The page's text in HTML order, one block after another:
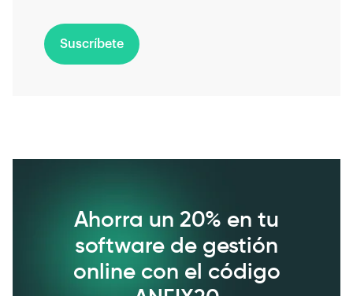
Suscríbete
Ahorra un 20% en tu
software de gestión
online con el código